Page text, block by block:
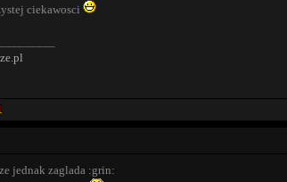
ciekawosci
jednak zaglada :grin: